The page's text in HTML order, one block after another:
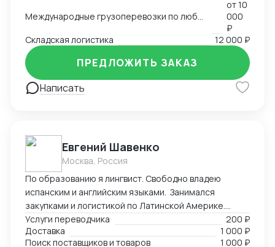
Международные грузоперевозки по любым маршрутам и любыми видами транспорта
от10
000
₽
Складская логистика
12 000 ₽
Написать
ПРЕДЛОЖИТЬ ЗАКАЗ
Евгений Шавенко
Москва, Россия
По образованию я лингвист. Свободно владею
испанским и английским языками. Занимался
закупками и логистикой по Латинской Америке.
Координировал, вел переговоры по закупке,
согласовал цены DDP. Перевозил товары до складов
Услуги переводчика
200 ₽
Доставка
1 000 ₽
Поиск поставщиков и товаров
1 000 ₽